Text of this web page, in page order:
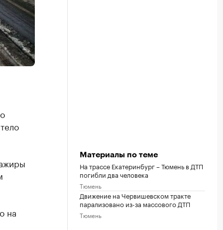
на
Материалы по теме
На трассе Екатеринбург – Тюмень в ДТП
погибли два человека
Тюмень
Движение на Червишевском тракте
парализовано из-за массового ДТП
Тюмень